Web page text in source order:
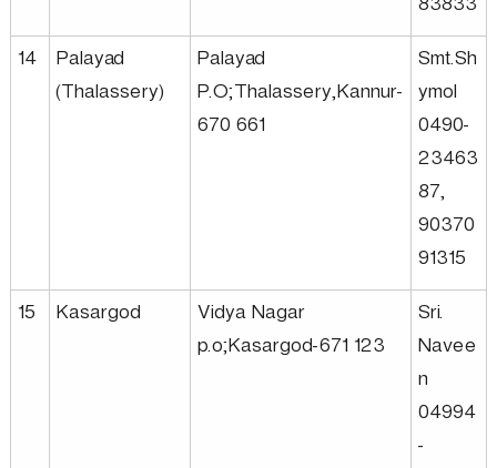
83833
14
Palayad
(Thalassery)
Palayad
P.O;Thalassery,Kannur-
670 661
Smt.Sh
ymol
0490-
23463
87,
90370
91315
15
Kasargod
Vidya Nagar
p.o;Kasargod-671 123
Sri.
Navee
n
04994
-